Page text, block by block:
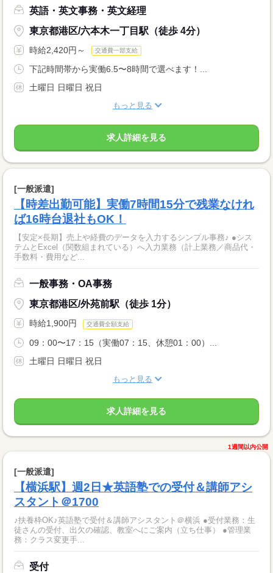
英語・英文事務・英文経理
東京都港区/六本木一丁目駅（徒歩 4分）
時給2,420円～ 交通費一部支給
下記時間帯から実働6.5〜8時間で選べます！...
土曜日 日曜日 祝日
もっと見る
求人詳細を見る
[一般派遣]
【時差出勤可能】実働7時間15分で残業なけれ
ば16時台退社もOK！
【安定×長期】売上や経費のデータを入力するシンプル事務♪ ●シス
テムとExcel（関数組まれている）へ入力業務（計上業務／商品代・
手数料・費用など...
一般事務・OA事務
東京都港区/外苑前駅（徒歩 1分）
時給1,900円 交通費全額支給
09：00〜17：15（実働07：15、休憩01：00）...
土曜日 日曜日 祝日
もっと見る
求人詳細を見る
1週間以内公開
[一般派遣]
【横浜駅】週2日★英語塾での受付＆講師アシ
スタント＠1700
♪扶養枠OK♪英語塾で受付＆講師アシスタント＠横浜 ●受付業務：生
徒さんの受付、出欠の確認、教室へにご案内（立ち仕事） ●管理業
務：クラス変更手...
受付